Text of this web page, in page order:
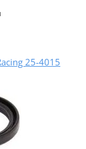
25-4015